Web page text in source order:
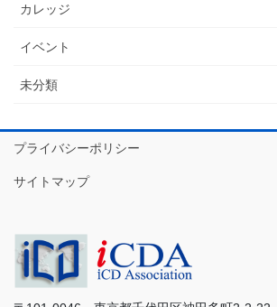
カレッジ
イベント
未分類
プライバシーポリシー
サイトマップ